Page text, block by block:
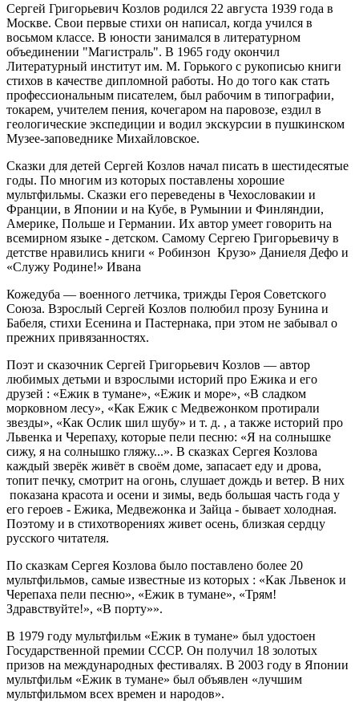
Сергей Григорьевич Козлов родился 22 августа 1939 года в
Москве. Свои первые стихи он написал, когда учился в
восьмом классе. В юности занимался в литературном
объединении "Магистраль". В 1965 году окончил
Литературный институт им. М. Горького с рукописью книги
стихов в качестве дипломной работы. Но до того как стать
профессиональным писателем, был рабочим в типографии,
токарем, учителем пения, кочегаром на паровозе, ездил в
геологические экспедиции и водил экскурсии в пушкинском
Музее-заповеднике Михайловское.
Сказки для детей Сергей Козлов начал писать в шестидесятые
годы. По многим из которых поставлены хорошие
мультфильмы. Сказки его переведены в Чехословакии и
Франции, в Японии и на Кубе, в Румынии и Финляндии,
Америке, Польше и Германии. Их автор умеет говорить на
всемирном языке - детском. Самому Сергею Григорьевичу в
детстве нравились книги « Робинзон Крузо» Даниеля Дефо и
«Служу Родине!» Ивана
Кожедуба — военного летчика, трижды Героя Советского
Союза. Взрослый Сергей Козлов полюбил прозу Бунина и
Бабеля, стихи Есенина и Пастернака, при этом не забывал о
прежних привязанностях.
Поэт и сказочник Сергей Григорьевич Козлов — автор
любимых детьми и взрослыми историй про Ежика и его
друзей : «Ежик в тумане», «Ежик и море», «В сладком
морковном лесу», «Как Ежик с Медвежонком протирали
звезды», «Как Ослик шил шубу» и т. д. , а также историй про
Львенка и Черепаху, которые пели песню: «Я на солнышке
сижу, я на солнышко гляжу...». В сказках Сергея Козлова
каждый зверёк живёт в своём доме, запасает еду и дрова,
топит печку, смотрит на огонь, слушает дождь и ветер. В них
показана красота и осени и зимы, ведь большая часть года у
его героев - Ежика, Медвежонка и Зайца - бывает холодная.
Поэтому и в стихотворениях живет осень, близкая сердцу
русского читателя.
По сказкам Сергея Козлова было поставлено более 20
мультфильмов, самые известные из которых : «Как Львенок и
Черепаха пели песню», «Ежик в тумане», «Трям!
Здравствуйте!», «В порту»».
В 1979 году мультфильм «Ежик в тумане» был удостоен
Государственной премии СССР. Он получил 18 золотых
призов на международных фестивалях. В 2003 году в Японии
мультфильм «Ежик в тумане» был объявлен «лучшим
мультфильмом всех времен и народов».